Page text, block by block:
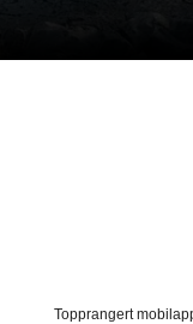
Topprangert
på 1